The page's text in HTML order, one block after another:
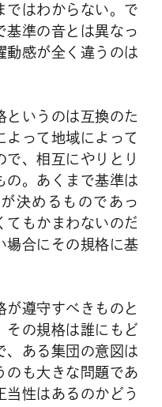
ではわからない。で
基準の音とは異なっ
動感が全く違うのは
というのは互換のた
よって地域によって
で、相互にやりとり
の。あくまで基準は
決めるものであっ
てもかまわないのだ
場合にその規格に基
が遵守すべきものと
その規格は誰にもど
、ある集団の意図は
のも大きな問題であ
当性はあるのかどう